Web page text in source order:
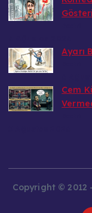
Bedri
Bedri
Bedri